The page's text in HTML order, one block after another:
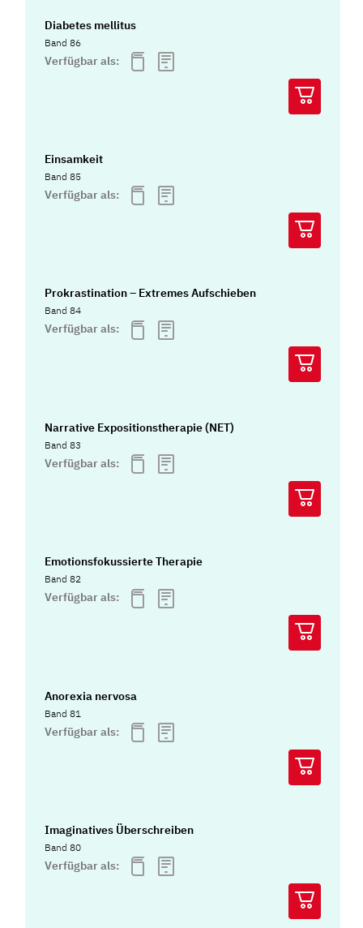
Diabetes mellitus
Band 86
Verfügbar als:
Einsamkeit
Band 85
Verfügbar als:
Prokrastination – Extremes Aufschieben
Band 84
Verfügbar als:
Narrative Expositionstherapie (NET)
Band 83
Verfügbar als:
Emotionsfokussierte Therapie
Band 82
Verfügbar als:
Anorexia nervosa
Band 81
Verfügbar als:
Imaginatives Überschreiben
Band 80
Verfügbar als: